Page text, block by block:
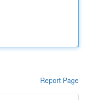
Report Page